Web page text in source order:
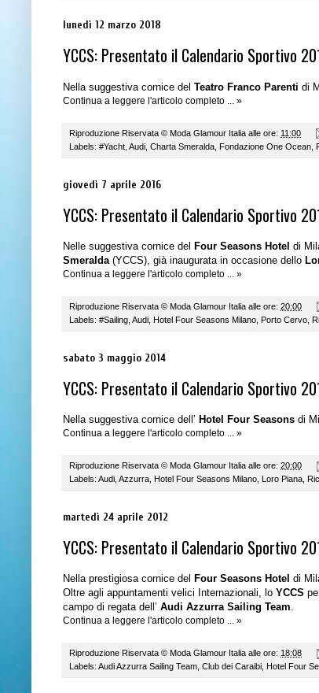
lunedì 12 marzo 2018
YCCS: Presentato il Calendario Sportivo
Nella suggestiva cornice del Teatro Franco Parenti di
Continua a leggere l'articolo completo ... »
Riproduzione Riservata © Moda Glamour Italia alle ore: 11:00
Labels: #Yacht Audi Charta Smeralda Fondazione One Ocean
giovedì 7 aprile 2016
YCCS: Presentato il Calendario Sportivo
Nelle suggestiva cornice del Four Seasons Hotel di
Smeralda (YCCS), già inaugurata in occasione dello
Continua a leggere l'articolo completo ... »
Riproduzione Riservata © Moda Glamour Italia alle ore: 20:00
Labels: #Sailing Audi Hotel Four Seasons Milano Porto Cervo
sabato 3 maggio 2014
YCCS: Presentato il Calendario Sportivo
Nella suggestiva cornice dell’ Hotel Four Seasons di
Continua a leggere l'articolo completo ... »
Riproduzione Riservata © Moda Glamour Italia alle ore: 20:00
Labels: Audi Azzurra Hotel Four Seasons Milano Loro Piana
martedì 24 aprile 2012
YCCS: Presentato il Calendario Sportivo
Nella prestigiosa cornice del Four Seasons Hotel di
Oltre agli appuntamenti velici Internazionali, lo YCCS
campo di regata dell’ Audi Azzurra Sailing Team.
Continua a leggere l'articolo completo ... »
Riproduzione Riservata © Moda Glamour Italia alle ore: 18:08
Labels: Audi Azzurra Sailing Team Club dei Caraibi Hotel Four